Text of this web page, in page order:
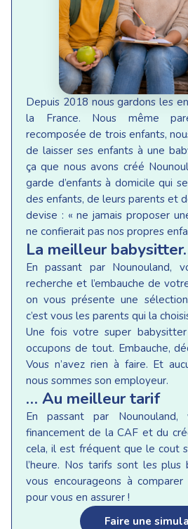
Depuis 2018 nous gardons les
la France. Nous même
recomposée de trois enfants,
de laisser ses enfants à une
ça que nous avons créé
garde d’enfants à domicile qui
des enfants, de leurs parents et
devise : « ne jamais proposer
ne confierait pas nos propres
La meilleur
En passant par Nounouland,
recherche et l’embauche de
on vous présente une
c’est vous les parents qui la
Une fois votre super
occupons de tout. Embauche,
Vous n’avez rien à faire. Et
nous sommes son employeur.
… Au meilleur tarif
En passant par Nounouland,
financement de la CAF et du
cela, il est fréquent que le cout
l’heure. Nos tarifs sont les plus
vous encourageons à
pour vous en assurer !
Faire une